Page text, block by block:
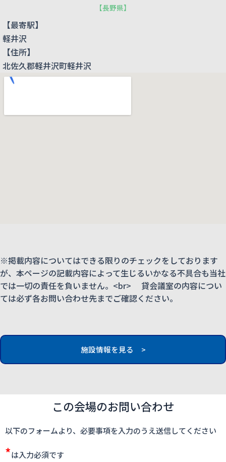
【長野県】
【最寄駅】
軽井沢
【住所】
北佐久郡軽井沢町軽井沢
※掲載内容についてはできる限りのチェックをしております
が、本ページの記載内容によって生じるいかなる不具合も当社
では一切の責任を負いません。<br> 貸会議室の内容につい
ては必ず各お問い合わせ先までご確認ください。
施設情報を見る >
この会場のお問い合わせ
以下のフォームより、必要事項を入力のうえ送信してください
*は入力必須です